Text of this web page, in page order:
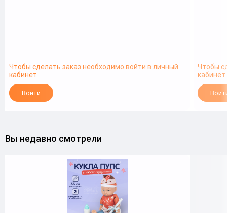
Чтобы сделать заказ необходимо войти в личный
кабинет
Войти
Чтобы
кабинет
Вы недавно смотрели